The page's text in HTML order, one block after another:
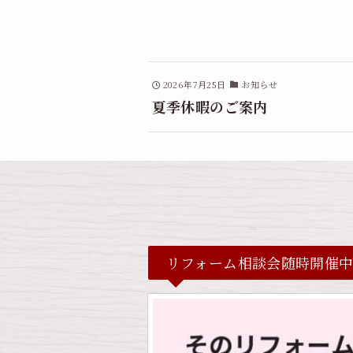
2026年7月25日 お知らせ
夏季休暇のご案内
リフォーム相談会随時開催